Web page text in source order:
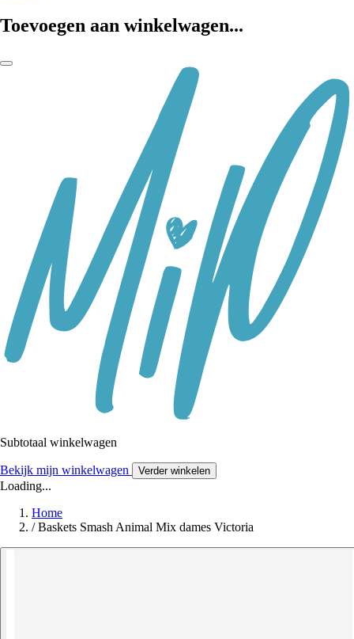
Toevoegen aan winkelwagen...
Subtotaal winkelwagen
Bekijk mijn winkelwagen Verder winkelen
Loading...
Home
/ Baskets Smash Animal Mix dames Victoria